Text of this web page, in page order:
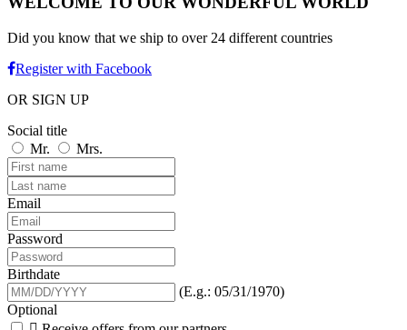
Did you know that we ship to over 24 different countries
Register with Facebook
OR SIGN UP
Social title
Mr.
Mrs.
Email
Password
Birthdate
(E.g.: 05/31/1970)
Optional